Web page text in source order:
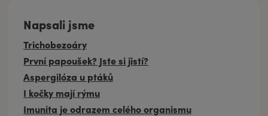
Napsali jsme
Trichobezoáry
První papoušek? Jste si jistí?
Aspergilóza u ptáků
I kočky mají rýmu
Imunita je odrazem celého organismu